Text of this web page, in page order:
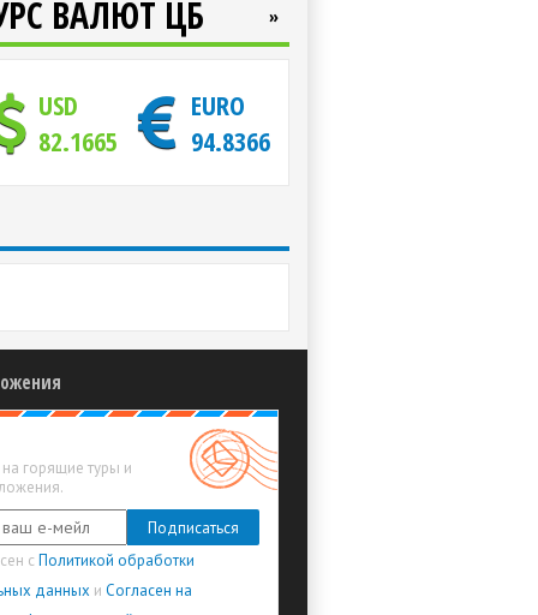
ВАЛЮТ ЦБ
USD
82.1665
EURO
94.8366
горящие туры и
с Политикой обработки
данных и Согласен на